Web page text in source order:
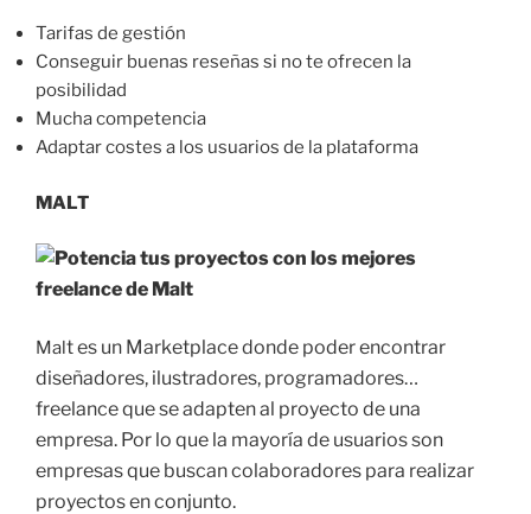
Tarifas de gestión
Conseguir buenas reseñas si no te ofrecen la
posibilidad
Mucha competencia
Adaptar costes a los usuarios de la plataforma
MALT
Malt es un Marketplace donde poder encontrar
diseñadores, ilustradores, programadores…
freelance que se adapten al proyecto de una
empresa. Por lo que la mayoría de usuarios son
empresas que buscan colaboradores para realizar
proyectos en conjunto.